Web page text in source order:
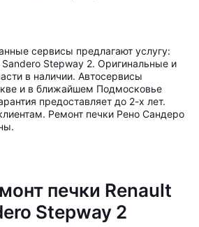
сервисы предлагают услугу:
Stepway 2. Оригинальные и
в наличии. Автосервисы
и в ближайшем Подмосковье
предоставляет до 2-х лет.
Ремонт печки Рено Сандеро
печки Renault
Stepway 2